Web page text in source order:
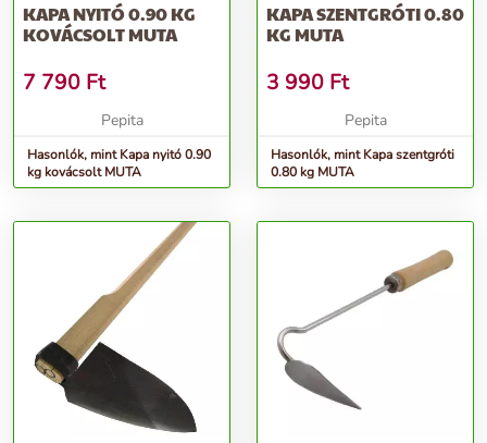
KAPA NYITÓ 0.90 KG
KOVÁCSOLT MUTA
7 790 Ft
Pepita
Hasonlók, mint Kapa nyitó 0.90
kg kovácsolt MUTA
KAPA SZENTGRÓTI 0.80
KG MUTA
3 990 Ft
Pepita
Hasonlók, mint Kapa szentgróti
0.80 kg MUTA